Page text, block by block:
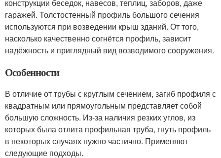
конструкции беседок, навесов, теплиц, заборов, даже
гаражей. Толстостенный профиль большого сечения
используются при возведении крыш зданий. От того,
насколько качественно согнётся профиль, зависит
надёжность и приглядный вид возводимого сооружения.
Особенности
В отличие от трубы с круглым сечением, загиб профиля с
квадратным или прямоугольным представляет собой
большую сложность. Из-за наличия резких углов, из
которых была отлита профильная труба, гнуть профиль
в некоторых случаях нужно частично. Применяют
следующие подходы.